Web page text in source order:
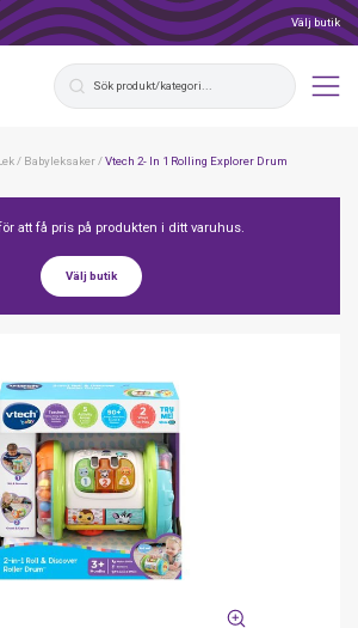
Välj butik
/ Babyleksaker/Vtech 2- In 1 Rolling Explorer Drum
att få pris på produkten i ditt varuhus.
Välj butik